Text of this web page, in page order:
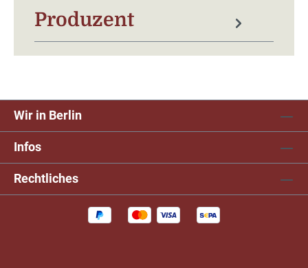
Produzent
Wir in Berlin
Infos
Rechtliches